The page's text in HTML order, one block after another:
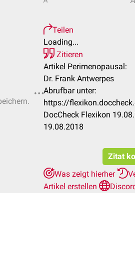
Teilen
Loading...
Zitieren
Artikel Perimenopausal:
Dr. Frank Antwerpes
Abrufbar unter:
https://
DocCheck Flexikon
19.08.2018
Zitat
Was zeigt hierher
Artikel erstellen